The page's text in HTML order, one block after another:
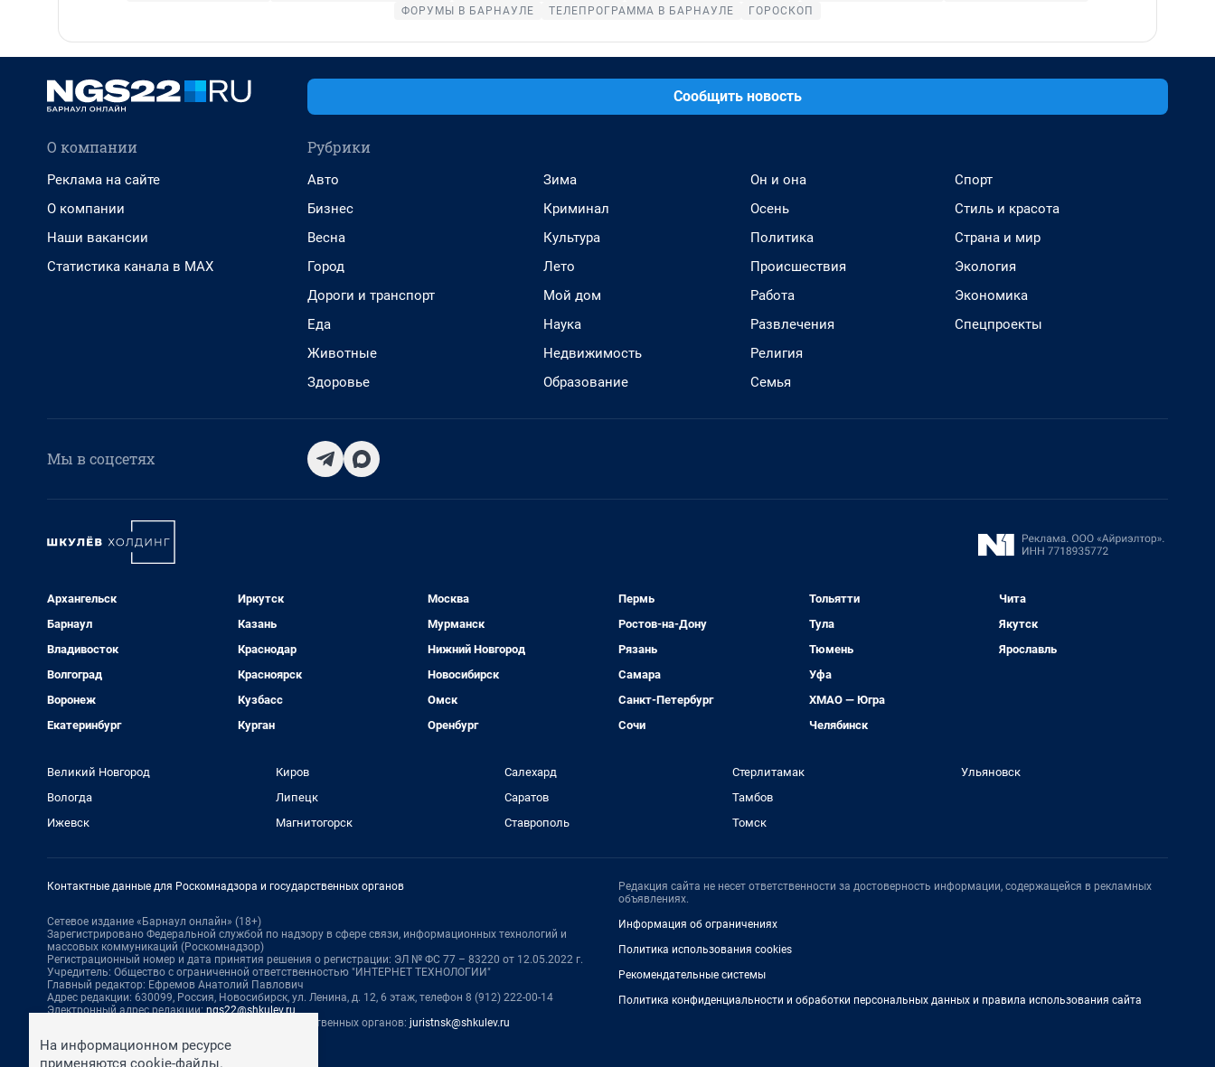
ФОРУМЫ В БАРНАУЛЕ
ТЕЛЕПРОГРАММА В БАРНАУЛЕ ГОРОСКОП
Сообщить новость
О компании
Реклама на сайте
О компании
Наши вакансии
Статистика канала в MAX
Рубрики
Авто
Бизнес
Весна
Город
Дороги и транспорт
Еда
Животные
Здоровье
Зима
Криминал
Культура
Лето
Мой дом
Наука
Недвижимость
Образование
Он и она
Осень
Политика
Происшествия
Работа
Развлечения
Религия
Семья
Спорт
Стиль и красота
Страна и мир
Экология
Экономика
Спецпроекты
Мы в соцсетях
Архангельск
Барнаул
Владивосток
Волгоград
Воронеж
Екатеринбург
Иркутск
Казань
Краснодар
Красноярск
Кузбасс
Курган
Москва
Мурманск
Нижний Новгород
Новосибирск
Омск
Оренбург
Пермь
Ростов-на-Дону
Рязань
Самара
Санкт-Петербург
Сочи
Тольятти
Тула
Тюмень
Уфа
ХМАО — Югра
Челябинск
Чита
Якутск
Ярославль
Великий Новгород
Вологда
Ижевск
Киров
Липецк
Магнитогорск
Салехард
Саратов
Ставрополь
Стерлитамак
Тамбов
Томск
Ульяновск
Контактные данные для Роскомнадзора и государственных органов
Сетевое издание «Барнаул онлайн» (18+)
Зарегистрировано Федеральной службой по надзору в сфере связи, информационных технологий и
массовых коммуникаций (Роскомнадзор)
Регистрационный номер и дата принятия решения о регистрации: ЭЛ № ФС 77 – 83220 от 12.05.2022 г.
Учредитель: Общество с ограниченной ответственностью "ИНТЕРНЕТ ТЕХНОЛОГИИ"
Главный редактор: Ефремов Анатолий Павлович
Адрес редакции: 630099, Россия, Новосибирск, ул. Ленина, д. 12, 6 этаж, телефон 8 (912) 222-00-14
Электронный адрес редакции:ngs22@shkulev.ru
Контактные данные для Роскомнадзора и государственных органов: juristnsk@shkulev.ru
По вопросам коммерческого сотрудничества:
Редакция сайта не несет ответственности за достоверность информации, содержащейся в рекламных
объявлениях.
Информация об ограничениях
Политика использования cookies
Рекомендательные системы
Политика конфиденциальности и обработки персональных данных и правила использования сайта
На информационном ресурсе
применяются cookie-файлы.